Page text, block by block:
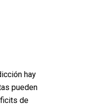
hay
pueden
de